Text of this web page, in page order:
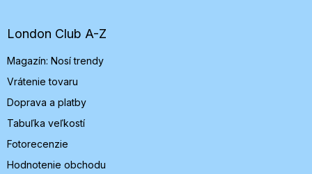
e
London Club A-Z
Magazín: Nosí trendy
Vrátenie tovaru
Doprava a platby
Tabuľka veľkostí
Fotorecenzie
Hodnotenie obchodu